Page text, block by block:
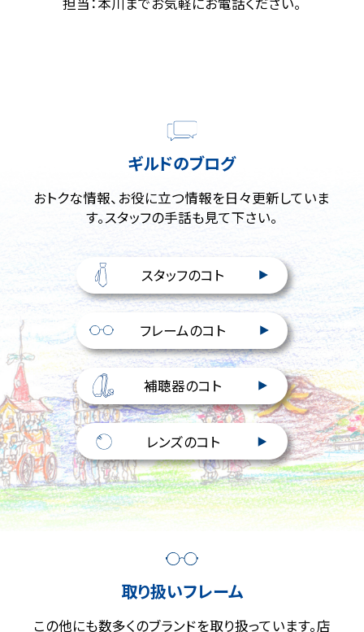
ギルドのブログ
おトクな情報、お役に立つ情報を日々更新していま
す。スタッフの手話も見て下さい。
スタッフのコト
フレームのコト
補聴器のコト
レンズのコト
取り扱いフレーム
この他にも数多くのブランドを取り扱っています。店